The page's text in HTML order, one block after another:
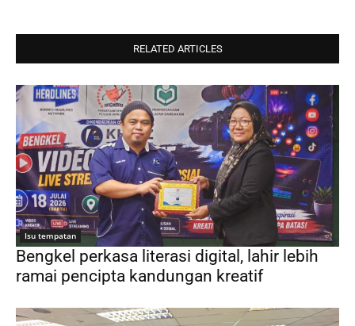
RELATED ARTICLES
Isu tempatan
Bengkel perkasa literasi digital, lahir lebih
ramai pencipta kandungan kreatif